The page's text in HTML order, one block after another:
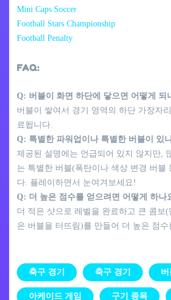
Mini Caps Soccer
Football Stars Championship
Football Penalty
FAQ:
Q: 버블이 화면 하단에 닿으면 어떻게 되
버블이 쌓여서 경기 영역의 하단 가장자
료됩니다.
Q: 특별한 파워업이나 특별한 버블이 있
제공된 설명에는 언급되어 있지 않지만,
는 특별한 버블(폭탄이나 색상 변경 버블
다. 플레이하면서 눈여겨보세요!
Q: 더 높은 점수를 얻으려면 어떻게 하나
더 적은 샷으로 레벨을 완료하고 큰 콤보
은 버블을 터뜨림)를 만들어 더 높은 점수
축구 경기 축구 경기 버
아케이드 게임 구기 종목